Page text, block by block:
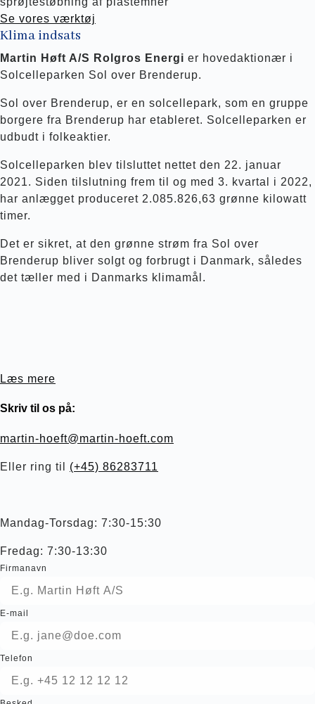
Se vores værktøj
Klima indsats
Martin Høft A/S Rolgros Energi er hovedaktionær i
Solcelleparken Sol over Brenderup.
Sol over Brenderup, er en solcellepark, som en gruppe
borgere fra Brenderup har etableret. Solcelleparken er
udbudt i folkeaktier.
Solcelleparken blev tilsluttet nettet den 22. januar
2021. Siden tilslutning frem til og med 3. kvartal i 2022,
har anlægget produceret 2.085.826,63 grønne kilowatt
timer.
Det er sikret, at den grønne strøm fra Sol over
Brenderup bliver solgt og forbrugt i Danmark, således
det tæller med i Danmarks klimamål.
Læs mere
Skriv til os på:
martin-hoeft@martin-hoeft.com
Eller ring til (+45) 86283711
Mandag-Torsdag: 7:30-15:30
Fredag: 7:30-13:30
Firmanavn
E-mail
Telefon